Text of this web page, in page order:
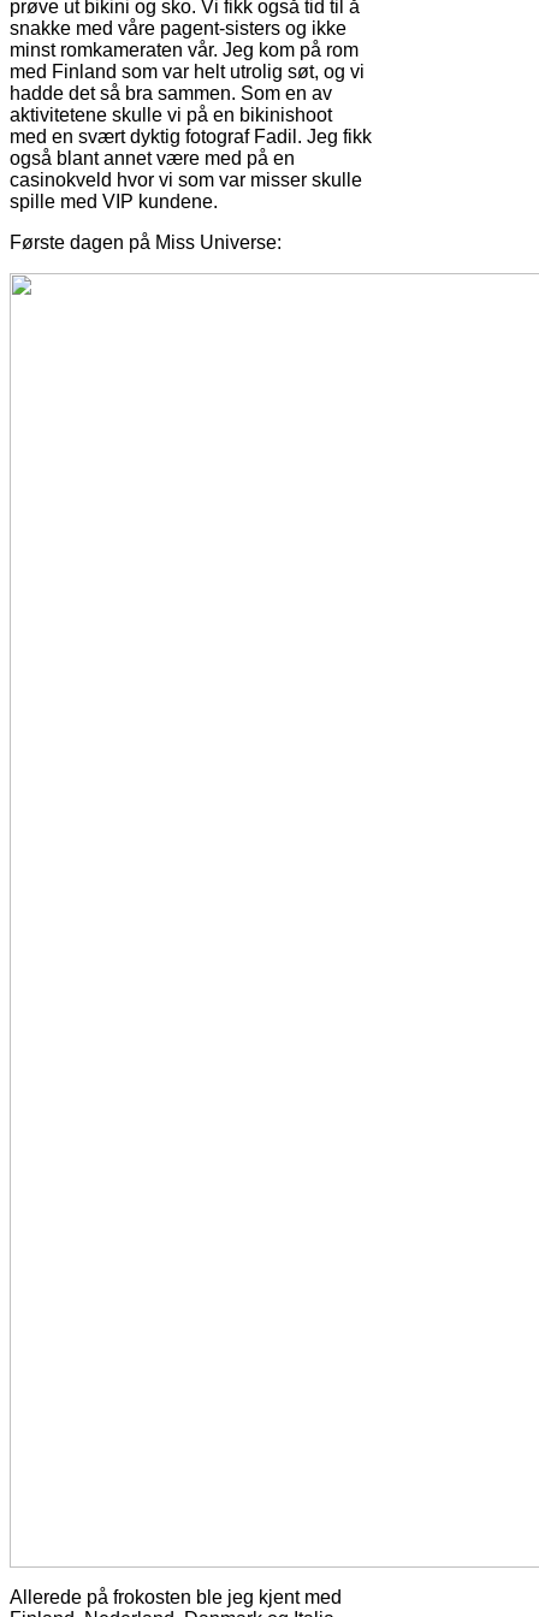
prøve ut bikini og sko. Vi fikk også tid til å
snakke med våre pagent-sisters og ikke
minst romkameraten vår. Jeg kom på rom
med Finland som var helt utrolig søt, og vi
hadde det så bra sammen. Som en av
aktivitetene skulle vi på en bikinishoot
med en svært dyktig fotograf Fadil. Jeg fikk
også blant annet være med på en
casinokveld hvor vi som var misser skulle
spille med VIP kundene.
Første dagen på Miss Universe:
Allerede på frokosten ble jeg kjent med